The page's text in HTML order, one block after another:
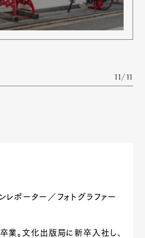
11/11
レポーター／フォトグラファー
。文化出版局に新卒入社し、